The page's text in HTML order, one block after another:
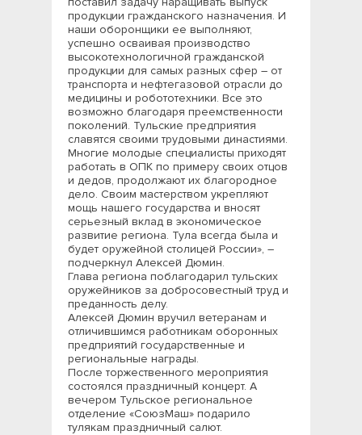
продукции гражданского назначения. И
наши оборонщики ее выполняют,
успешно осваивая производство
высокотехнологичной гражданской
продукции для самых разных сфер – от
транспорта и нефтегазовой отрасли до
медицины и робототехники. Все это
возможно благодаря преемственности
поколений. Тульские предприятия
славятся своими трудовыми династиями.
Многие молодые специалисты приходят
работать в ОПК по примеру своих отцов
и дедов, продолжают их благородное
дело. Своим мастерством укрепляют
мощь нашего государства и вносят
серьезный вклад в экономическое
развитие региона. Тула всегда была и
будет оружейной столицей России», –
подчеркнул Алексей Дюмин.
Глава региона поблагодарил тульских
оружейников за добросовестный труд и
преданность делу.
Алексей Дюмин вручил ветеранам и
отличившимся работникам оборонных
предприятий государственные и
региональные награды.
После торжественного мероприятия
состоялся праздничный концерт. А
вечером Тульское региональное
отделение «СоюзМаш» подарило
тулякам праздничный салют.